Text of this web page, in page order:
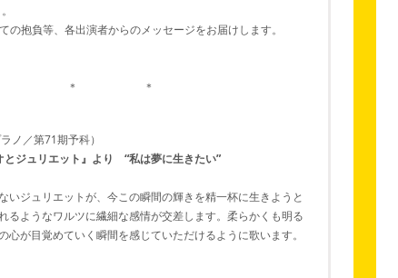
抱負等、各出演者からのメッセージをお届けします。
＊ ＊
ラノ／第71期予科）
とジュリエット』より “私は夢に生きたい”
いジュリエットが、今この瞬間の輝きを精一杯に生きようと
るようなワルツに繊細な感情が交差します。柔らかくも明る
心が目覚めていく瞬間を感じていただけるように歌います。